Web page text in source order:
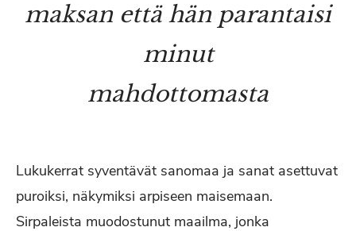
maksan että hän parantaisi
minut
mahdottomasta
Lukukerrat syventävät sanomaa ja sanat asettuvat
puroiksi, näkymiksi arpiseen maisemaan.
Sirpaleista muodostunut maailma, jonka